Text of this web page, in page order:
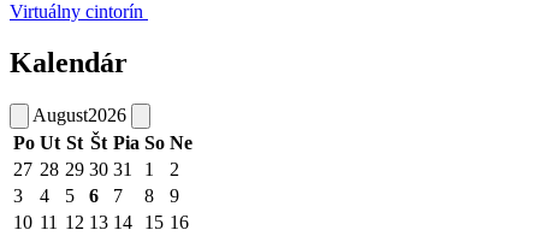
Virtuálny cintorín
Kalendár
August2026
Po Ut St Št Pia So Ne
27 28 29 30 31 1
2
3
4 5 6 7 8
9
10 11 12 13 14 15 16